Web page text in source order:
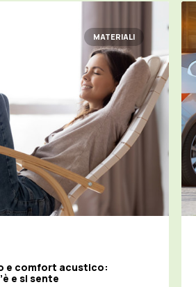
MATERIALI
e comfort acustico:
e si sente